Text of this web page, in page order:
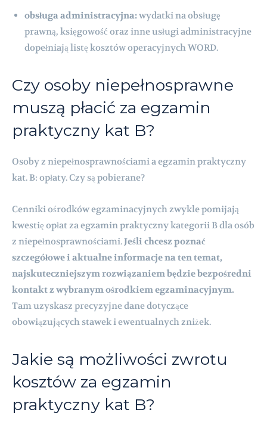
obsługa administracyjna:wydatki na obsługę
prawną, księgowość oraz inne usługi administracyjne
dopełniają listę kosztów operacyjnych WORD.
Czy osoby niepełnosprawne
muszą płacić za egzamin
praktyczny kat B?
Osoby z niepełnosprawnościami a egzamin praktyczny
kat. B: opłaty. Czy są pobierane?
Cenniki ośrodków egzaminacyjnych zwykle pomijają
kwestię opłat za egzamin praktyczny kategorii B dla osób
z niepełnosprawnościami.Jeśli chcesz poznać
szczegółowe i aktualne informacje na ten temat,
najskuteczniejszym rozwiązaniem będzie bezpośredni
kontakt z wybranym ośrodkiem egzaminacyjnym.
Tam uzyskasz precyzyjne dane dotyczące
obowiązujących stawek i ewentualnych zniżek.
Jakie są możliwości zwrotu
kosztów za egzamin
praktyczny kat B?